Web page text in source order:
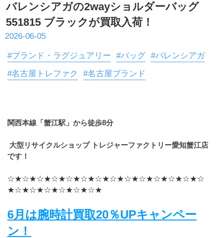
バレンシアガの2wayショルダーバッグ
551815 ブラックが買取入荷！
2026-06-05
#ブランド・ラグジュアリー #バッグ #バレンシアガ
#名古屋トレファク
#名古屋ブランド
関西本線「蟹江駅」から徒歩8分
です！
☆★☆★☆★☆★☆★☆★☆★☆★☆★☆★☆★☆★☆★☆
★☆★☆★☆★☆★☆★☆★
6月は腕時計買取20％UPキャンペー
ン！